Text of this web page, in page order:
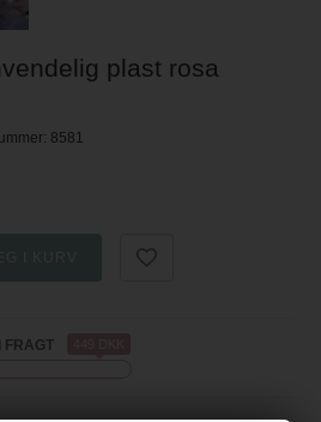
plast rosa
8581
FRAGT